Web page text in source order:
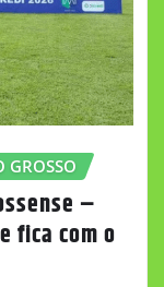
GROSSO
–
fica com o